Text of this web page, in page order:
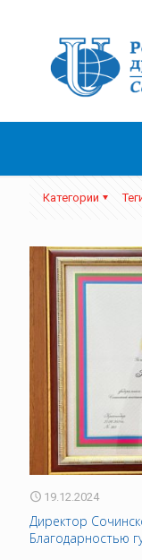
Категории
19.12.2024
Директор
Благодарностью